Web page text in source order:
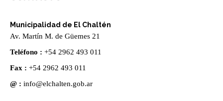
Municipalidad de El Chaltén
Av. Martín M. de Güemes 21
Teléfono : +54 2962 493 011
Fax : +54 2962 493 011
@ : info@elchalten.gob.ar